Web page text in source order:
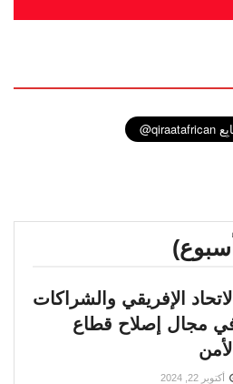
الاتحاد الإفريقي والشراكات
مجال إصلاح قطاع
الأمن
أكتوبر 22, 2024